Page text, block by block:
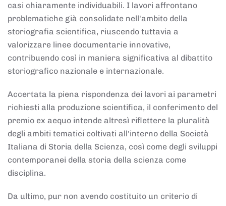
casi chiaramente individuabili. I lavori affrontano
problematiche già consolidate nell'ambito della
storiografia scientifica, riuscendo tuttavia a
valorizzare linee documentarie innovative,
contribuendo così in maniera significativa al dibattito
storiografico nazionale e internazionale.
Accertata la piena rispondenza dei lavori ai parametri
richiesti alla produzione scientifica, il conferimento del
premio ex aequo intende altresì riflettere la pluralità
degli ambiti tematici coltivati all'interno della Società
Italiana di Storia della Scienza, così come degli sviluppi
contemporanei della storia della scienza come
disciplina.
Da ultimo, pur non avendo costituito un criterio di